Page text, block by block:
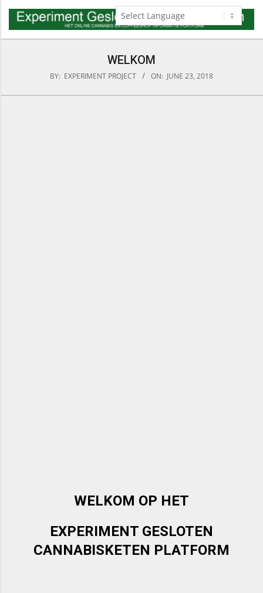
Skip
content
WELKOM
BY: EXPERIMENT PROJECT ON: JUNE 23, 2018
WELKOM OP HET
EXPERIMENT GESLOTEN
CANNABISKETEN PLATFORM